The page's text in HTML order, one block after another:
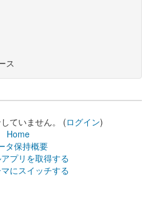
ス
ていません。 (ログイン)
Home
タ保持概要
プリを取得する
にスイッチする